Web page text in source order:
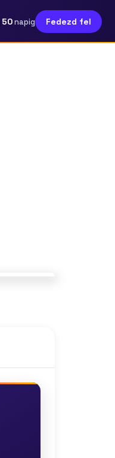
50napig Fedezd fel